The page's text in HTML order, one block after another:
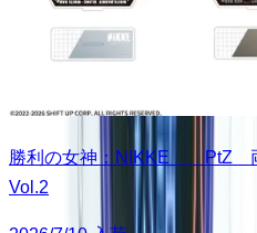
勝利の女神：NIKKE PtZ 両
Vol.2